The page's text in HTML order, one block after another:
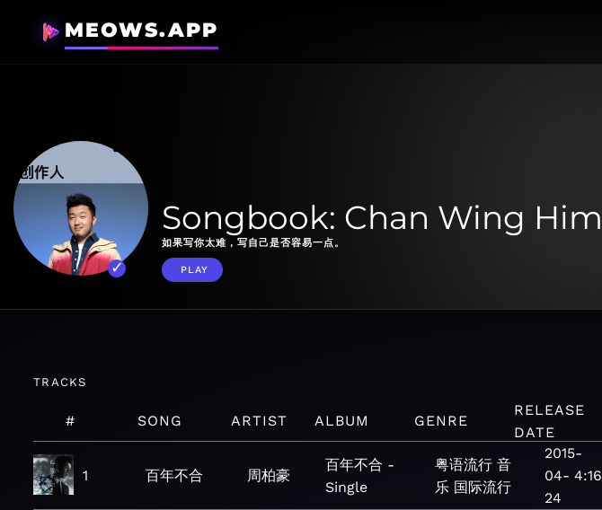
MEOWS.APP
Songbook: Chan Wing Him
如果写你太难，写自己是否容易一点。
PLAY
TRACKS
# SONG ARTIST ALBUM GENRE
RELEASE
DATE
1 百年不合 周柏豪
百年不合 -
Single
粤语流行 音
乐 国际流行
2015-
04-
24
4:16